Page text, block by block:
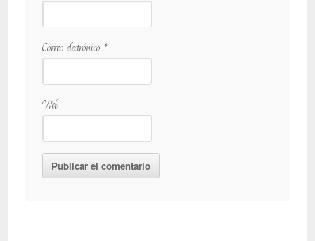
Correo electrónico *
Web